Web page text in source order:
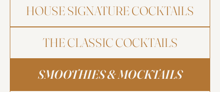
HOUSE SIGNATURE COCKTAILS
THE CLASSIC COCKTAILS
SMOOTHIES & MOCKTAILS